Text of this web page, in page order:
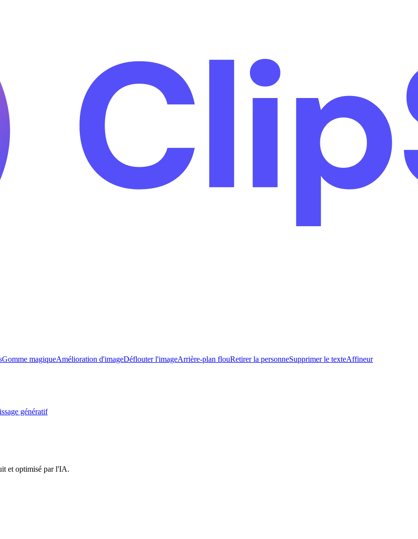
Gomme magiqueAmélioration d'imageDéflouter l'imageArrière-plan flouRetirer la personneSupprimer le texteAffineur
génératif
et optimisé par l'IA.